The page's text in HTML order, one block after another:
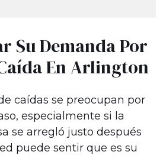
Su Demanda Por
En Arlington
caídas se preocupan por
especialmente si la
se arregló justo después
puede sentir que es su